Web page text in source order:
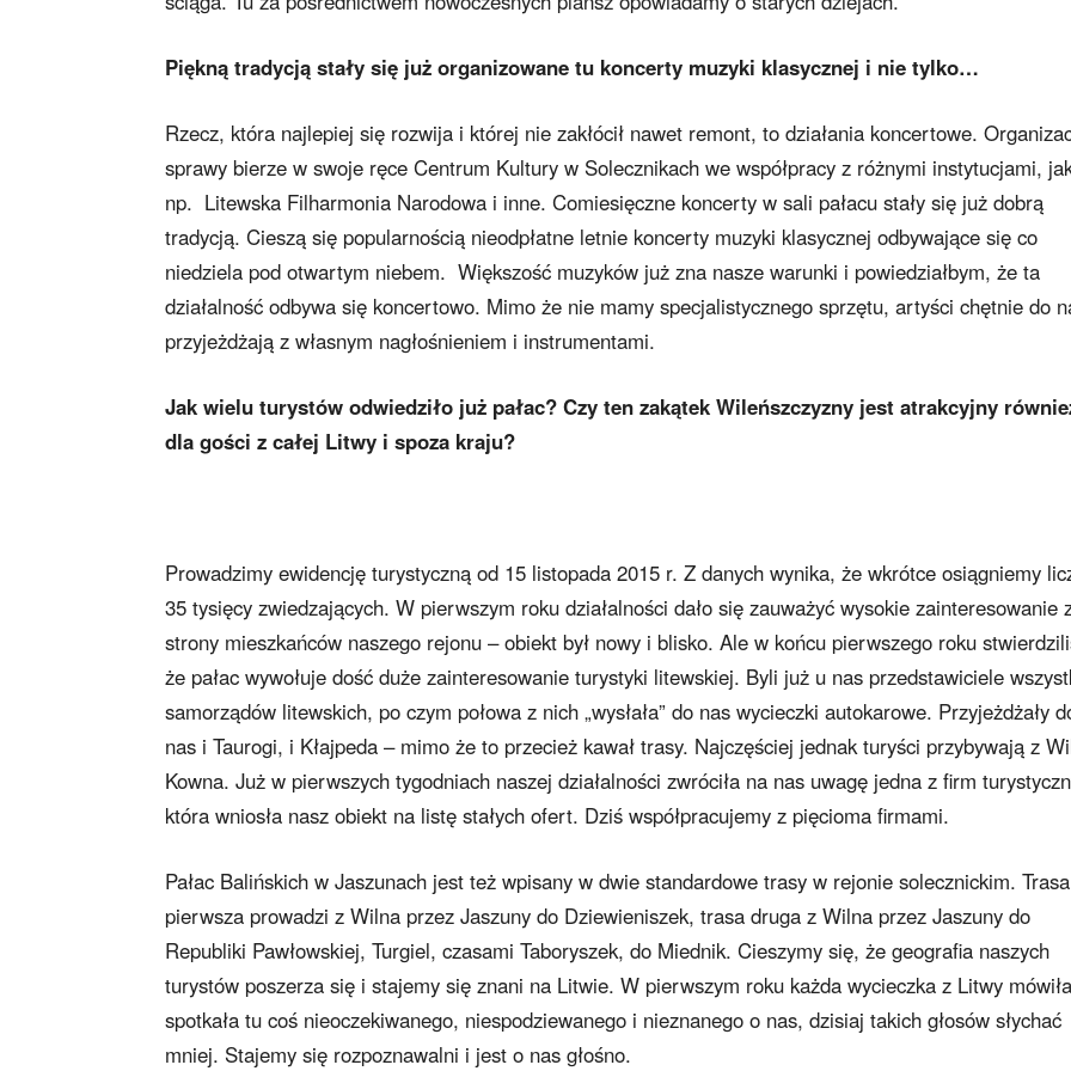
Piękną tradycją stały się już organizowane tu koncerty muzyki klasycznej i nie tylko…
Rzecz, która najlepiej się rozwija i której nie zakłócił nawet remont, to działania koncertowe.
sprawy bierze w swoje ręce Centrum Kultury w Solecznikach we współpracy z różnymi instytucjami,
np. Litewska Filharmonia Narodowa i inne. Comiesięczne koncerty w sali pałacu stały się już dobrą
tradycją. Cieszą się popularnością nieodpłatne letnie koncerty muzyki klasycznej odbywające się co
niedziela pod otwartym niebem. Większość muzyków już zna nasze warunki i powiedziałbym, że ta
działalność odbywa się koncertowo. Mimo że nie mamy specjalistycznego sprzętu, artyści chętnie do
przyjeżdżają z własnym nagłośnieniem i instrumentami.
Jak wielu turystów odwiedziło już pałac? Czy ten zakątek Wileńszczyzny jest atrakcyjny
dla gości z całej Litwy i spoza kraju?
Prowadzimy ewidencję turystyczną od 15 listopada 2015 r. Z danych wynika, że wkrótce osiągniemy
35 tysięcy zwiedzających. W pierwszym roku działalności dało się zauważyć wysokie zainteresowanie
strony mieszkańców naszego rejonu – obiekt był nowy i blisko. Ale w końcu pierwszego roku
że pałac wywołuje dość duże zainteresowanie turystyki litewskiej. Byli już u nas przedstawiciele
samorządów litewskich, po czym połowa z nich „wysłała” do nas wycieczki autokarowe. Przyjeżdżały
nas i Taurogi, i Kłajpeda – mimo że to przecież kawał trasy. Najczęściej jednak turyści przybywają z
Kowna. Już w pierwszych tygodniach naszej działalności zwróciła na nas uwagę jedna z firm
która wniosła nasz obiekt na listę stałych ofert. Dziś współpracujemy z pięcioma firmami.
Pałac Balińskich w Jaszunach jest też wpisany w dwie standardowe trasy w rejonie solecznickim. Trasa
pierwsza prowadzi z Wilna przez Jaszuny do Dziewieniszek, trasa druga z Wilna przez Jaszuny do
Republiki Pawłowskiej, Turgiel, czasami Taboryszek, do Miednik. Cieszymy się, że geografia naszych
turystów poszerza się i stajemy się znani na Litwie. W pierwszym roku każda wycieczka z Litwy
spotkała tu coś nieoczekiwanego, niespodziewanego i nieznanego o nas, dzisiaj takich głosów słychać
mniej. Stajemy się rozpoznawalni i jest o nas głośno.